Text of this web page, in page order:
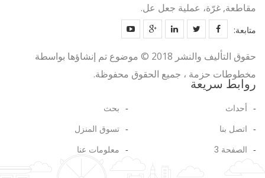
مقاطعة, غرّة، عملية جعل عل.
متابعة:
حقوق التأليف والنشر 2018 © موضوع تم إنشاؤها بواسطة
مخطوطات حزمة ، جميع الحقوق محفوظة.
روابط سريعة
أحداث
اتصل بنا
الصفحة 3
بحث
تسوق المنزل
معلومات عنا